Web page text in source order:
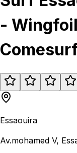
-
Essaouira
Av.mohamed V,